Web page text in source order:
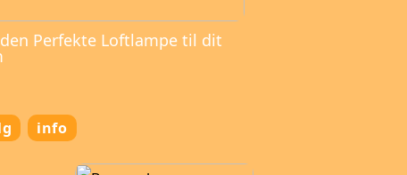
Perfekte Loftlampe til dit
info